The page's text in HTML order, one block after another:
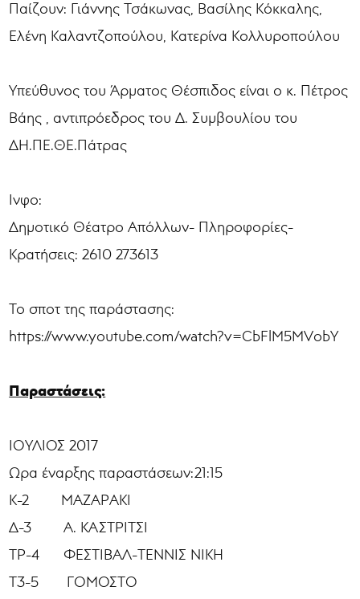
Παίζουν: Γιάννης Τσάκωνας, Βασίλης Κόκκαλης,
Ελένη Καλαντζοπούλου, Κατερίνα Κολλυροπούλου
Υπεύθυνος του Άρματος Θέσπιδος είναι ο κ. Πέτρος
Βάης , αντιπρόεδρος του Δ. Συμβουλίου του
ΔΗ.ΠΕ.ΘΕ.Πάτρας
Ινφο:
Δημοτικό Θέατρο Απόλλων- Πληροφορίες-
Κρατήσεις: 2610 273613
Το σποτ της παράστασης:
https://www.youtube.com/watch?v=CbFlM5MVobY
Παραστάσεις:
ΙΟΥΛΙΟΣ 2017
Ωρα έναρξης παραστάσεων:21:15
Κ-2 ΜΑΖΑΡΑΚΙ
Δ-3 Α. ΚΑΣΤΡΙΤΣΙ
ΤΡ-4 ΦΕΣΤΙΒΑΛ-ΤΕΝΝΙΣ ΝΙΚΗ
Τ3-5 ΓΟΜΟΣΤΟ